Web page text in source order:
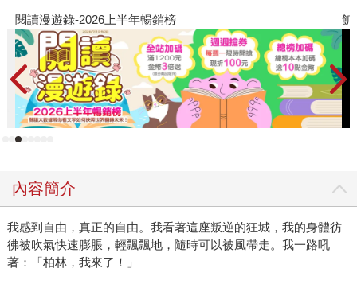
者在柏林的日本餐廳，再度巧遇這位讀者。一年前，他軀體
緊繃，笑容微弱。此刻，他留了一臉鬍子，肩膀鬆弛，眼神
自信。他說，馬上要回台灣了，想不到又相遇。作者感受到
他的故事能量，回家的路，勇氣導航。 那晚，他決定，繼續
以書的規模，寫柏林。 所有的叛逆故事，都以人文風景為中
心。他想要書寫生死議題、文學漫步、歷史傷口、建築地
景、次文化抗爭、性別議題、都更風波、社會救助、教育改
或者購物的指南，而是充滿人情的地域書寫，不是按圖索
驥、拍照上傳臉書留念便可遺忘的觀光覽勝。 叛逆未完，書
寫繼續。文學不是好萊塢，續集不是為了吸金，而是持續探
索，注視劇變。
閱讀漫遊錄-2026上半年暢銷榜 飢
內容簡介
我感到自由，真正的自由。我看著這座叛逆的狂城，我的身體彷
彿被吹氣快速膨脹，輕飄飄地，隨時可以被風帶走。我一路吼
著：「柏林，我來了！」